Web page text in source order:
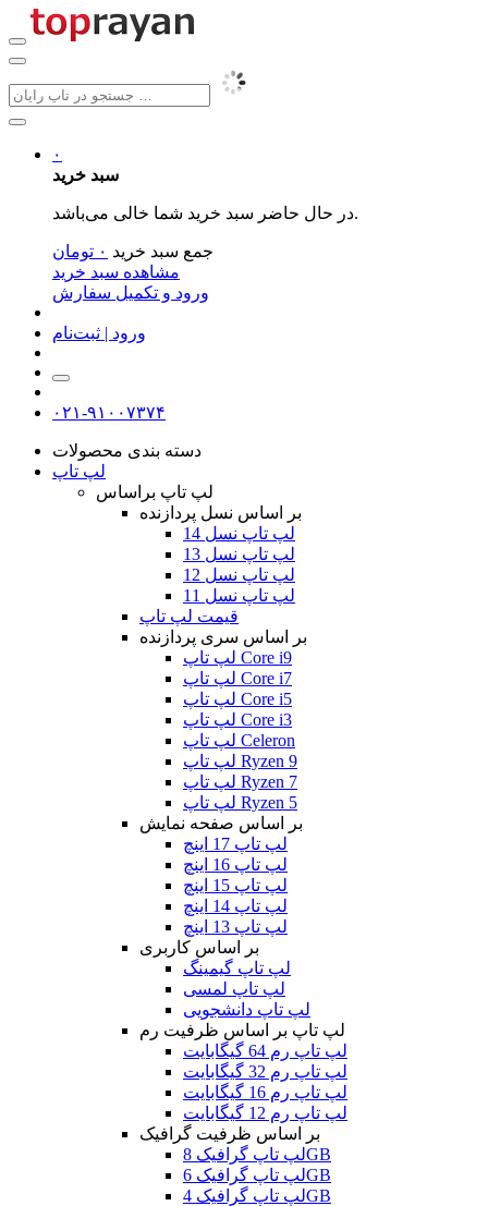
۰
سبد خرید
در حال حاضر سبد خرید شما خالی می‌باشد.
جمع سبد خرید ۰ تومان
مشاهده سبد خرید
ورود و تکمیل سفارش
ورود | ثبت‌نام
۰۲۱-۹۱۰۰۷۳۷۴
دسته بندی محصولات
لپ تاپ
لپ تاپ براساس
بر اساس نسل پردازنده
لپ تاپ نسل 14
لپ تاپ نسل 13
لپ تاپ نسل 12
لپ تاپ نسل 11
قیمت لپ تاپ
بر اساس سری پردازنده
لپ تاپ Core i9
لپ تاپ Core i7
لپ تاپ Core i5
لپ تاپ Core i3
لپ تاپ Celeron
لپ تاپ Ryzen 9
لپ تاپ Ryzen 7
لپ تاپ Ryzen 5
بر اساس صفحه نمایش
لپ تاپ 17 اینچ
لپ تاپ 16 اینچ
لپ تاپ 15 اینچ
لپ تاپ 14 اینچ
لپ تاپ 13 اینچ
بر اساس کاربری
لپ تاپ گیمینگ
لپ تاپ لمسی
لپ تاپ دانشجویی
لپ تاپ بر اساس ظرفیت رم
لپ تاپ رم 64 گیگابایت
لپ تاپ رم 32 گیگابایت
لپ تاپ رم 16 گیگابایت
لپ تاپ رم 12 گیگابایت
بر اساس ظرفیت گرافیک
لپ تاپ گرافیک 8GB
لپ تاپ گرافیک 6GB
لپ تاپ گرافیک 4GB